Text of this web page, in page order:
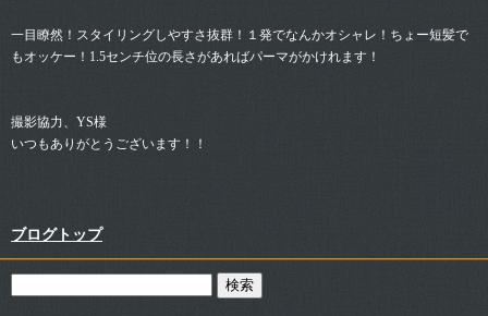
一目瞭然！スタイリングしやすさ抜群！１発でなんかオシャレ！ちょー短髪で
もオッケー！1.5センチ位の長さがあればパーマがかけれます！
撮影協力、YS様
いつもありがとうございます！！
ブログトップ